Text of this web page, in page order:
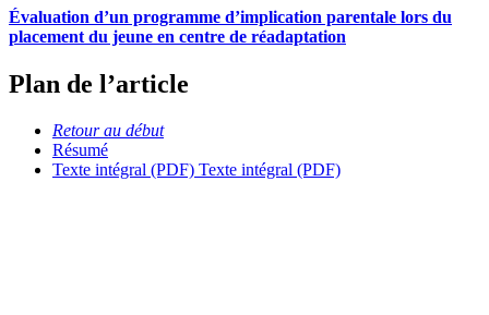
Évaluation d’un programme d’implication parentale lors du
placement du jeune en centre de réadaptation
Plan de l’article
Retour au début
Résumé
Texte intégral (PDF) Texte intégral (PDF)